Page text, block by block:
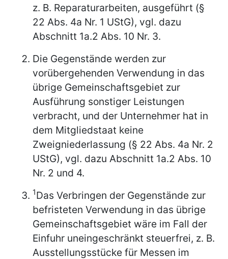
z. B. Reparaturarbeiten, ausgeführt (§
22 Abs. 4a Nr. 1 UStG), vgl. dazu
Abschnitt 1a.2 Abs. 10 Nr. 3.
Die Gegenstände werden zur
vorübergehenden Verwendung in das
übrige Gemeinschaftsgebiet zur
Ausführung sonstiger Leistungen
verbracht, und der Unternehmer hat in
dem Mitgliedstaat keine
Zweigniederlassung (§ 22 Abs. 4a Nr. 2
UStG), vgl. dazu Abschnitt 1a.2 Abs. 10
Nr. 2 und 4.
1Das Verbringen der Gegenstände zur
befristeten Verwendung in das übrige
Gemeinschaftsgebiet wäre im Fall der
Einfuhr uneingeschränkt steuerfrei, z. B.
Ausstellungsstücke für Messen im